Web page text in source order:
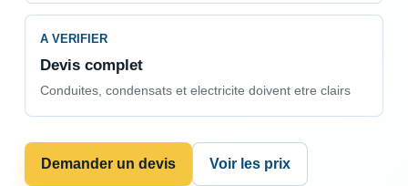
A VERIFIER
Devis complet
Conduites, condensats et electricite doivent etre clairs
Demander un devis Voir les prix